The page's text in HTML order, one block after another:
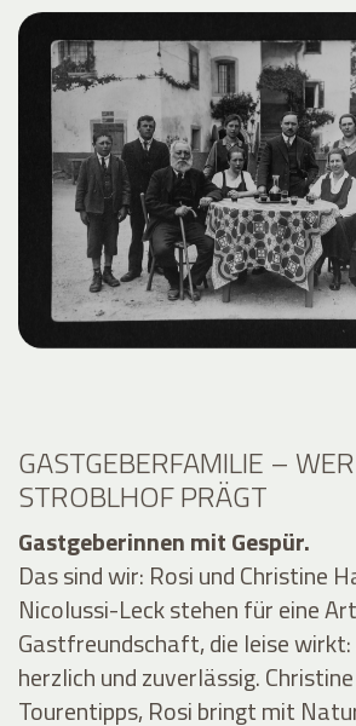
GASTGEBERFAMILIE –
STROBLHOF PRÄGT
Gastgeberinnen mit Gespür.
Das sind wir: Rosi und Christine
Nicolussi-Leck stehen für eine Art
Gastfreundschaft, die leise
herzlich und zuverlässig.
Tourentipps, Rosi bringt mit